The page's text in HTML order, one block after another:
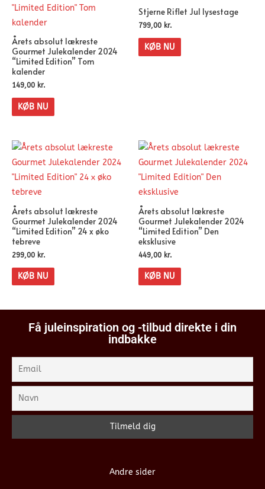
Årets absolut lækreste
Gourmet Julekalender 2024
“Limited Edition” Tom
kalender
149,00 kr.
KØB NU
Stjerne Riflet Jul lysestage
799,00 kr.
KØB NU
Årets absolut lækreste
Gourmet Julekalender 2024
“Limited Edition” 24 x øko
tebreve
299,00 kr.
KØB NU
Årets absolut lækreste
Gourmet Julekalender 2024
“Limited Edition” Den
eksklusive
449,00 kr.
KØB NU
Få juleinspiration og -tilbud direkte i din
indbakke
Andre sider